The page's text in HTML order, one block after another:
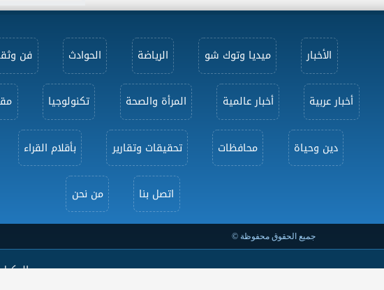
الأخبار ميديا وتوك شو الرياضة الحوادث فن
أخبار عربية أخبار عالمية المرأة والصحة تكنولوجيا
دين وحياة محافظات تحقيقات وتقارير بأقلام القراء
اتصل بنا من نحن
جميع الحقوق محفوظة ©